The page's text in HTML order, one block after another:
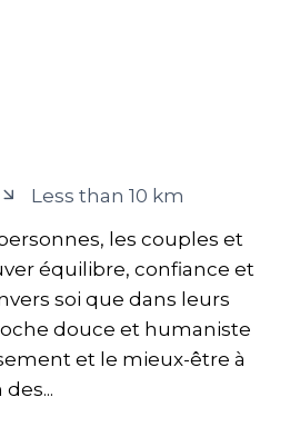
Less than 10 km
les couples et
équilibre, confiance et
soi que dans leurs
douce et humaniste
et le mieux-être à